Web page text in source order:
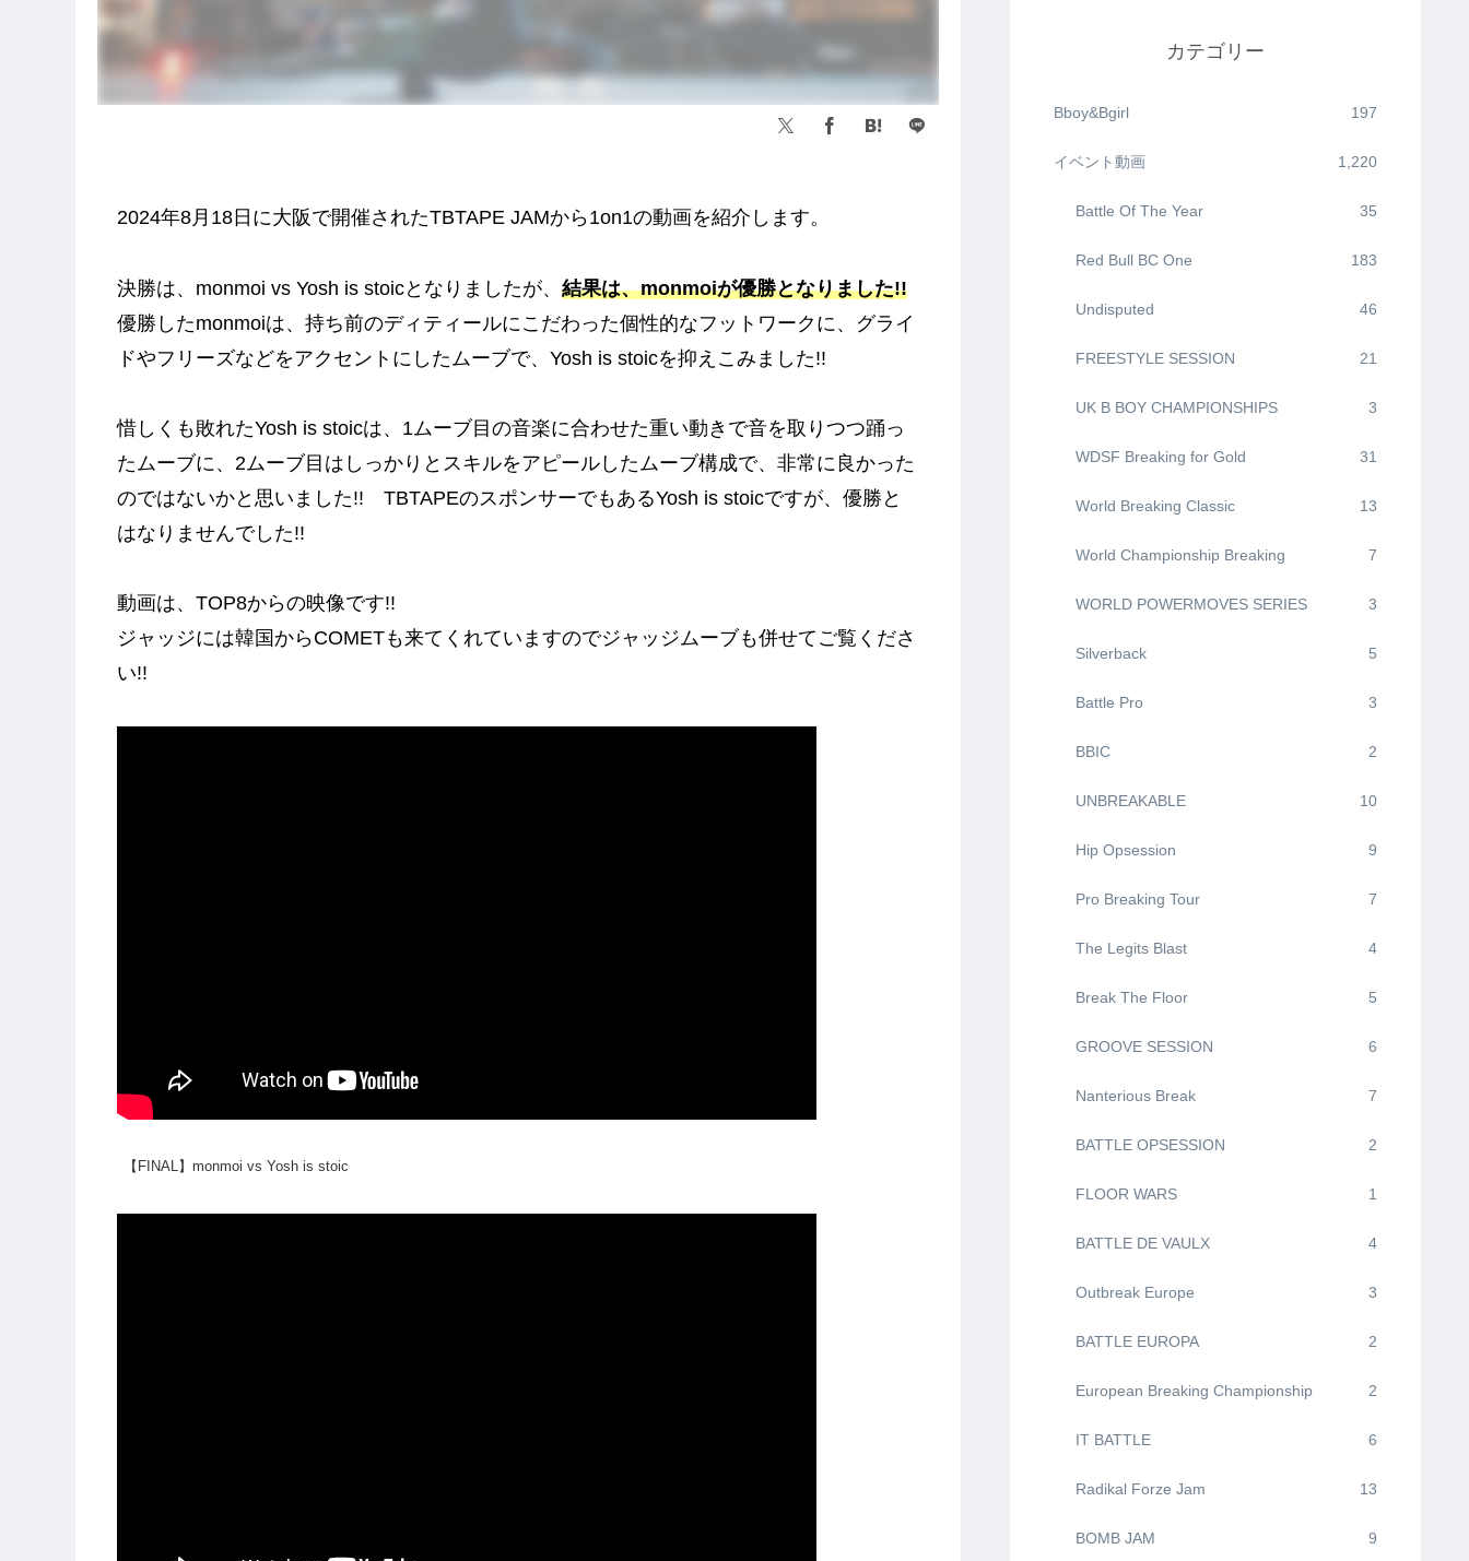
2024年8月18日に大阪で開催されたTBTAPE JAMから1on1の動画を紹介します。
決勝は、monmoi vs Yosh is stoicとなりましたが、 結果は、monmoiが優勝となりました!!
優勝したmonmoiは、持ち前のディティールにこだわった個性的なフットワークに、グライ
ドやフリーズなどをアクセントにしたムーブで、Yosh is stoicを抑えこみました!!
惜しくも敗れたYosh is stoicは、1ムーブ目の音楽に合わせた重い動きで音を取りつつ踊っ
たムーブに、2ムーブ目はしっかりとスキルをアピールしたムーブ構成で、非常に良かった
のではないかと思いました!! TBTAPEのスポンサーでもあるYosh is stoicですが、優勝と
はなりませんでした!!
動画は、TOP8からの映像です!!
ジャッジには韓国からCOMETも来てくれていますのでジャッジムーブも併せてご覧くださ
い!!
【FINAL】monmoi vs Yosh is stoic
カテゴリー
Bboy&Bgirl 197
イベント動画 1,220
Battle Of The Year 35
Red Bull BC One 183
Undisputed 46
FREESTYLE SESSION 21
UK B BOY CHAMPIONSHIPS 3
WDSF Breaking for Gold 31
World Breaking Classic 13
World Championship Breaking 7
WORLD POWERMOVES SERIES 3
Silverback 5
Battle Pro 3
BBIC 2
UNBREAKABLE 10
Hip Opsession 9
Pro Breaking Tour 7
The Legits Blast 4
Break The Floor 5
GROOVE SESSION 6
Nanterious Break 7
BATTLE OPSESSION 2
FLOOR WARS 1
BATTLE DE VAULX 4
Outbreak Europe 3
BATTLE EUROPA 2
European Breaking Championship 2
IT BATTLE 6
Radikal Forze Jam 13
BOMB JAM 9